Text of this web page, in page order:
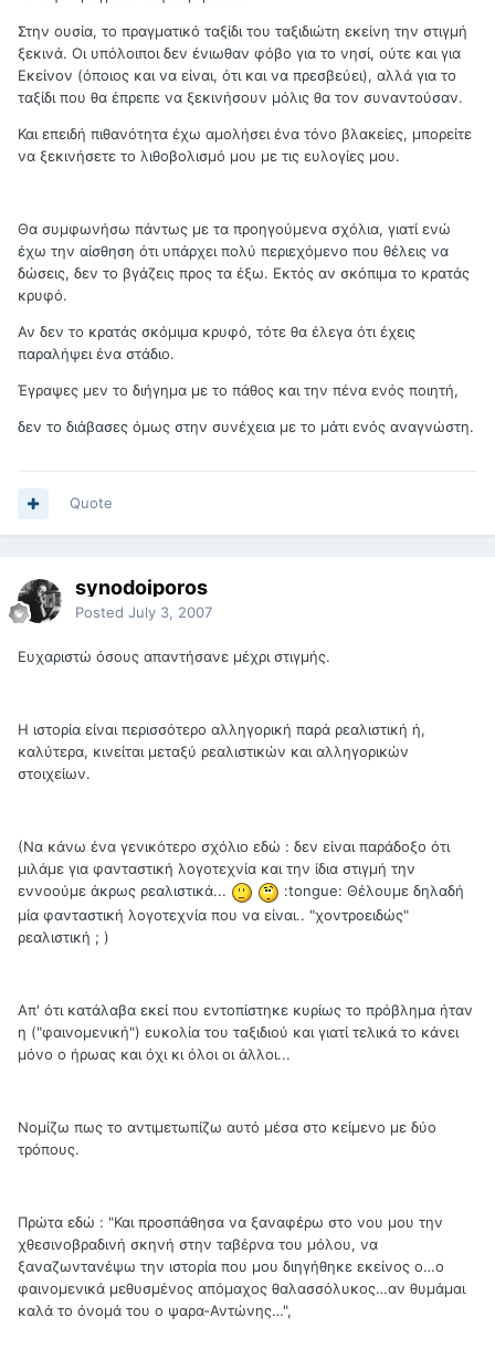
Στην ουσία, το πραγματικό ταξίδι του ταξιδιώτη εκείνη την στιγμή
ξεκινά. Οι υπόλοιποι δεν ένιωθαν φόβο για το νησί, ούτε και για
Εκείνον (όποιος και να είναι, ότι και να πρεσβεύει), αλλά για το
ταξίδι που θα έπρεπε να ξεκινήσουν μόλις θα τον συναντούσαν.
Και επειδή πιθανότητα έχω αμολήσει ένα τόνο βλακείες, μπορείτε
να ξεκινήσετε το λιθοβολισμό μου με τις ευλογίες μου.
Θα συμφωνήσω πάντως με τα προηγούμενα σχόλια, γιατί ενώ
έχω την αίσθηση ότι υπάρχει πολύ περιεχόμενο που θέλεις να
δώσεις, δεν το βγάζεις προς τα έξω. Εκτός αν σκόπιμα το κρατάς
κρυφό.
Αν δεν το κρατάς σκόμιμα κρυφό, τότε θα έλεγα ότι έχεις
παραλήψει ένα στάδιο.
Έγραψες μεν το διήγημα με το πάθος και την πένα ενός ποιητή,
δεν το διάβασες όμως στην συνέχεια με το μάτι ενός αναγνώστη.
Quote
synodoiporos
Posted July 3, 2007
Ευχαριστώ όσους απαντήσανε μέχρι στιγμής.
Η ιστορία είναι περισσότερο αλληγορική παρά ρεαλιστική ή,
καλύτερα, κινείται μεταξύ ρεαλιστικών και αλληγορικών
στοιχείων.
(Να κάνω ένα γενικότερο σχόλιο εδώ : δεν είναι παράδοξο ότι
μιλάμε για φανταστική λογοτεχνία και την ίδια στιγμή την
εννοούμε άκρως ρεαλιστικά...
:tongue: Θέλουμε δηλαδή
μία φανταστική λογοτεχνία που να είναι.. "χοντροειδώς"
ρεαλιστική ; )
Απ' ότι κατάλαβα εκεί που εντοπίστηκε κυρίως το πρόβλημα ήταν
η ("φαινομενική") ευκολία του ταξιδιού και γιατί τελικά το κάνει
μόνο ο ήρωας και όχι κι όλοι οι άλλοι...
Νομίζω πως το αντιμετωπίζω αυτό μέσα στο κείμενο με δύο
τρόπους.
Πρώτα εδώ : "Και προσπάθησα να ξαναφέρω στο νου μου την
χθεσινοβραδινή σκηνή στην ταβέρνα του μόλου, να
ξαναζωντανέψω την ιστορία που μου διηγήθηκε εκείνος ο…ο
φαινομενικά μεθυσμένος απόμαχος θαλασσόλυκος…αν θυμάμαι
καλά το όνομά του ο ψαρα-Αντώνης…",